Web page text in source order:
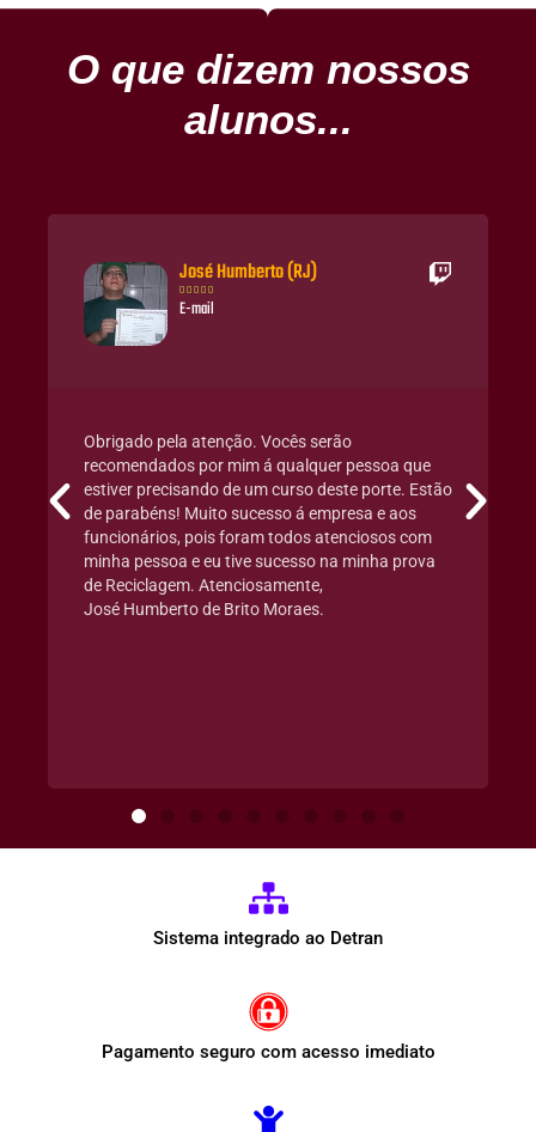
O que dizem nossos
alunos...
José Humberto (RJ)
    
E-mail
Obrigado pela atenção. Vocês serão
recomendados por mim á qualquer pessoa que
estiver precisando de um curso deste porte. Estão
de parabéns! Muito sucesso á empresa e aos
funcionários, pois foram todos atenciosos com
minha pessoa e eu tive sucesso na minha prova
de Reciclagem. Atenciosamente,
José Humberto de Brito Moraes.
Sistema integrado ao Detran
Pagamento seguro com acesso imediato